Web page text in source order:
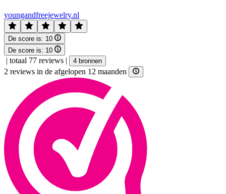
youngandfreejewelry.nl
De score is: 10
De score is: 10
| totaal 77 reviews | 4 bronnen
2 reviews in de afgelopen 12 maanden